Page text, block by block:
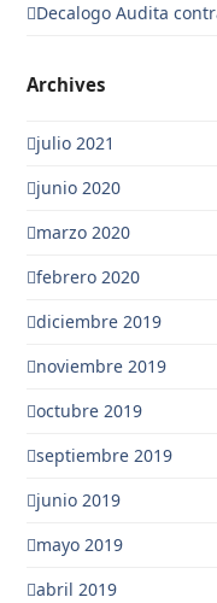
Decalogo Audita
Archives
julio 2021
junio 2020
marzo 2020
febrero 2020
diciembre 2019
noviembre 2019
octubre 2019
septiembre 2019
junio 2019
mayo 2019
abril 2019